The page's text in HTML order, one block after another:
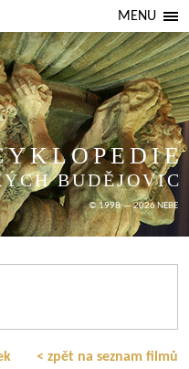
MENU
BUDĚJOVIC
© 1998 — 2026 NEBE
< zpět na seznam filmů